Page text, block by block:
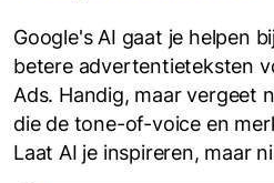
Google's AI gaat je helpen
betere advertentieteksten
Ads. Handig, maar vergeet
die de tone-of-voice en
Laat AI je inspireren, maar